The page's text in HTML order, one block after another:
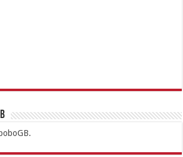
KralbetSupertotobetTipobetMatadorbetMariobet